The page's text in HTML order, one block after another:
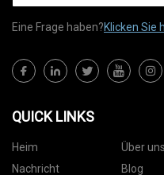
Eine Frage haben?Klicken Sie
QUICK LINKS
Heim Über uns
Nachricht
Blog